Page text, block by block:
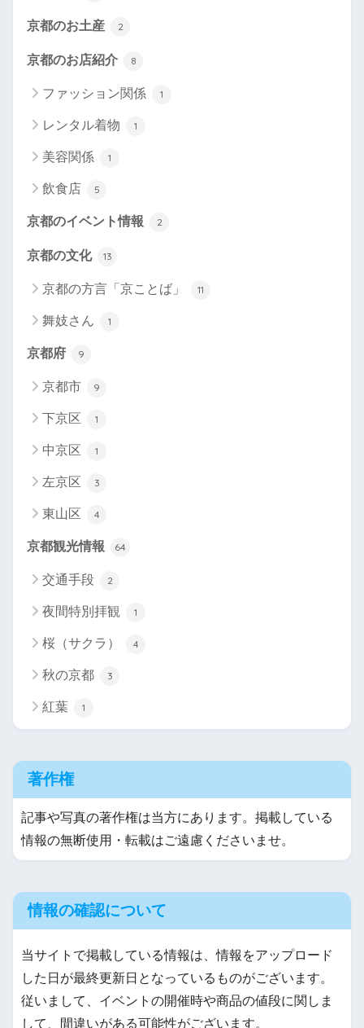
京都のお土産 2
京都のお店紹介 8
ファッション関係 1
レンタル着物 1
美容関係 1
飲食店 5
京都のイベント情報 2
京都の文化 13
京都の方言「京ことば」 11
舞妓さん 1
京都府 9
京都市 9
下京区 1
中京区 1
左京区 3
東山区 4
京都観光情報 64
交通手段 2
夜間特別拝観 1
桜（サクラ） 4
秋の京都 3
紅葉 1
著作権
記事や写真の著作権は当方にあります。掲載している
情報の無断使用・転載はご遠慮くださいませ。
情報の確認について
当サイトで掲載している情報は、情報をアップロード
した日が最終更新日となっているものがございます。
従いまして、イベントの開催時や商品の値段に関しま
して、間違いがある可能性がございます。